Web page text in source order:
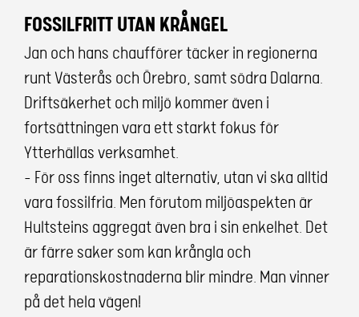
FOSSILFRITT UTAN KRÅNGEL
Jan och hans chaufförer täcker in regionerna
runt Västerås och Örebro, samt södra Dalarna.
Driftsäkerhet och miljö kommer även i
fortsättningen vara ett starkt fokus för
Ytterhällas verksamhet.
– För oss finns inget alternativ, utan vi ska alltid
vara fossilfria. Men förutom miljöaspekten är
Hultsteins aggregat även bra i sin enkelhet. Det
är färre saker som kan krångla och
reparationskostnaderna blir mindre. Man vinner
på det hela vägen!